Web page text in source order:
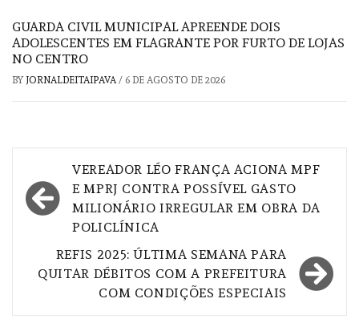
GUARDA CIVIL MUNICIPAL APREENDE DOIS
ADOLESCENTES EM FLAGRANTE POR FURTO DE LOJAS
NO CENTRO
BY JORNALDEITAIPAVA / 6 DE AGOSTO DE 2026
Navegação
de
Post
VEREADOR LÉO FRANÇA ACIONA MPF
E MPRJ CONTRA POSSÍVEL GASTO
MILIONÁRIO IRREGULAR EM OBRA DA
POLICLÍNICA
REFIS 2025: ÚLTIMA SEMANA PARA
QUITAR DÉBITOS COM A PREFEITURA
COM CONDIÇÕES ESPECIAIS